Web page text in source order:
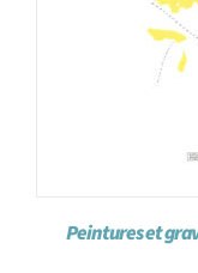
Peintures et